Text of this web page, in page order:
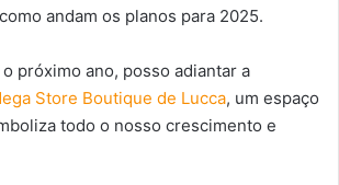
andam os planos para 2025.
o próximo ano, posso adiantar a
Store Boutique de Lucca, um espaço
todo o nosso crescimento e